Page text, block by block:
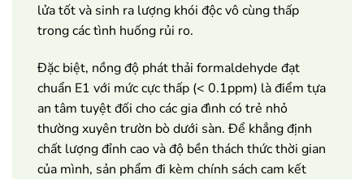
lửa tốt và sinh ra lượng khói độc vô cùng thấp
trong các tình huống rủi ro.
Đặc biệt, nồng độ phát thải formaldehyde đạt
chuẩn E1 với mức cực thấp (< 0.1ppm) là điểm tựa
an tâm tuyệt đối cho các gia đình có trẻ nhỏ
thường xuyên trườn bò dưới sàn. Để khẳng định
chất lượng đỉnh cao và độ bền thách thức thời gian
của mình, sản phẩm đi kèm chính sách cam kết